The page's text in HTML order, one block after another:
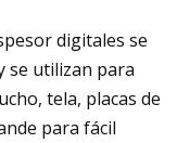
digitales se
se utilizan para
tela, placas de
para fácil